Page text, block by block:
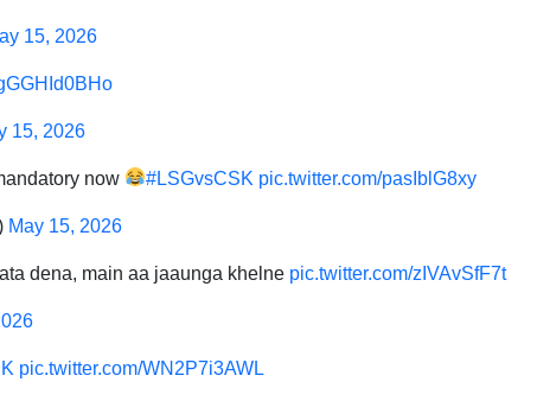
15, 2026
15, 2026
now #LSGvsCSK pic.twitter.com/pasIblG8xy
May 15, 2026
dena, main aa jaaunga khelne pic.twitter.com/zIVAvSfF7t
pic.twitter.com/WN2P7i3AWL